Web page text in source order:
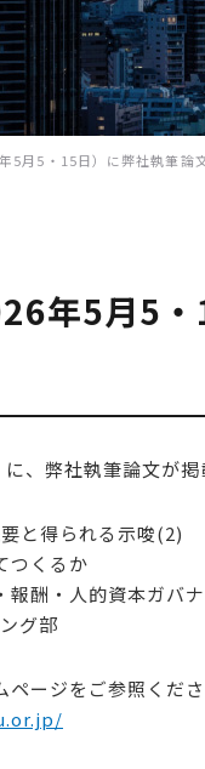
5月5・15日）に弊社執筆論
年5月5
、弊社執筆論文が掲
と得られる示唆(2)
くるか
人的資本ガバナ
グ部
ージをご参照くださ